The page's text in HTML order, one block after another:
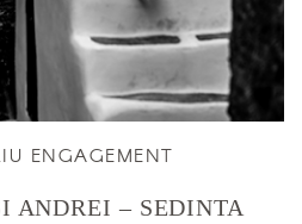
ENGAGEMENT
ANDREI – SEDINTA